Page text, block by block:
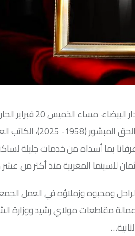
يحتضن المركب
والسياسي والثقافي
بما أسداه من خدمات
للسينما المغربية منذ أكثر من
ومحبوه وزملاؤه في العمل
مقاطعات مولاي رشيد ووزارة